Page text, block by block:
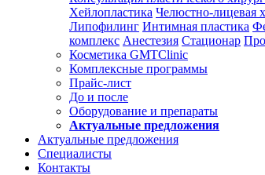
Хейлопластика Челюстно-лицевая
Липофилинг Интимная пластика
комплекс Анестезия Стационар
Косметика GMTClinic
Комплексные программы
Прайс-лист
До и после
Оборудование и препараты
Актуальные предложения
Актуальные предложения
Специалисты
Контакты